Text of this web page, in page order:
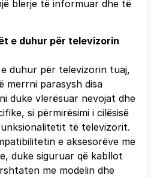
blerje të informuar dhe të
e duhur për televizorin
duhur për televizorin tuaj,
merrni parasysh disa
duke vlerësuar nevojat dhe
si përmirësimi i cilësisë
të televizorit.
e aksesorëve me
duke siguruar që kabllot
me modelin dhe